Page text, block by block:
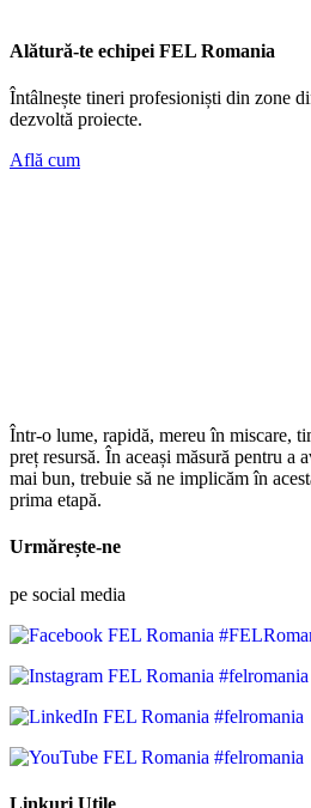
Alătură-te echipei FEL Romania
Întâlnește tineri profesioniști din zone
dezvoltă proiecte.
Află cum
Într-o lume, rapidă, mereu în miscare,
preț resursă. În aceași măsură pentru a
mai bun, trebuie să ne implicăm în
prima etapă.
Urmărește-ne
pe social media
#felromania
#felromania
#felromania
Linkuri Utile